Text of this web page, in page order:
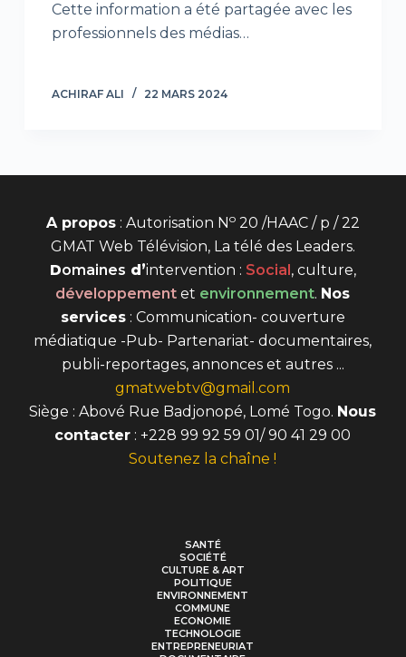
Cette information a été partagée avec les
professionnels des médias…
ACHIRAF ALI 22 MARS 2024
A propos: Autorisation N o20 /HAAC / p / 22
GMAT Web Télévision, La télé des Leaders.
Domaines d’intervention : Social , culture,
développement et environnement. Nos
services: Communication- couverture
médiatique -Pub- Partenariat- documentaires,
publi-reportages, annonces et autres ...
gmatwebtv@gmail.com
Siège : Abové Rue Badjonopé, Lomé Togo. Nous
contacter : +228 99 92 59 01/ 90 41 29 00
Soutenez la chaîne !
SANTÉ
SOCIÉTÉ
CULTURE & ART
POLITIQUE
ENVIRONNEMENT
COMMUNE
ECONOMIE
TECHNOLOGIE
ENTREPRENEURIAT